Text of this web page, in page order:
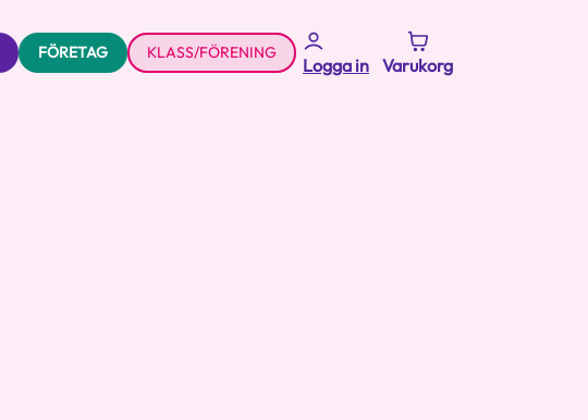
FÖRETAG KLASS/FÖRENING
Logga in Varukorg